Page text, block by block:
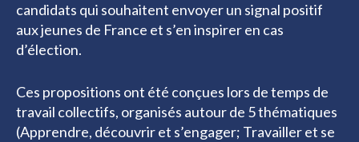
candidats qui souhaitent envoyer un signal positif
aux jeunes de France et s’en inspirer en cas
d’élection.
Ces propositions ont été conçues lors de temps de
travail collectifs, organisés autour de 5 thématiques
(Apprendre, découvrir et s’engager; Travailler et se